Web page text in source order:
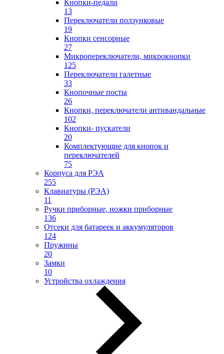
Кнопки-педали
13
Переключатели ползунковые
19
Кнопки сенсорные
27
Микропереключатели, микрокнопки
125
Переключатели галетные
33
Кнопочные посты
26
Кнопки, переключатели антивандальные
102
Кнопки- пускатели
20
Комплектующие для кнопок и
переключателей
75
Корпуса для РЭА
255
Клавиатуры (РЭА)
11
Ручки приборные, ножки приборные
136
Отсеки для батареек и аккумуляторов
124
Пружины
20
Замки
10
Устройства охлаждения